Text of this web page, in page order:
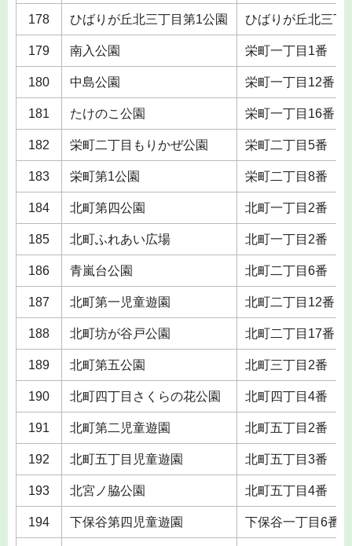
178 ひばりが丘北三丁目第1公園 ひばりが丘北三丁
179 南入公園 栄町一丁目1番
180 中島公園 栄町一丁目12番
181 たけのこ公園 栄町一丁目16番
182 栄町二丁目もりかぜ公園 栄町二丁目5番
183 栄町第1公園 栄町二丁目8番
184 北町第四公園 北町一丁目2番
185 北町ふれあい広場 北町一丁目2番
186 青嵐台公園 北町二丁目6番
187 北町第一児童遊園 北町二丁目12番
188 北町坊が谷戸公園 北町二丁目17番
189 北町第五公園 北町三丁目2番
190 北町四丁目さくらの花公園 北町四丁目4番
191 北町第二児童遊園 北町五丁目2番
192 北町五丁目児童遊園 北町五丁目3番
193 北宮ノ脇公園 北町五丁目4番
194 下保谷第四児童遊園 下保谷一丁目6番